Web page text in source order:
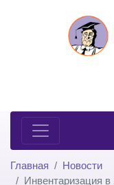
Главная
Новости
Инвентаризация